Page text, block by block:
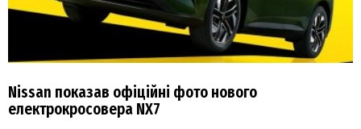
Nissan показав офіційні фото нового
електрокросовера NX7